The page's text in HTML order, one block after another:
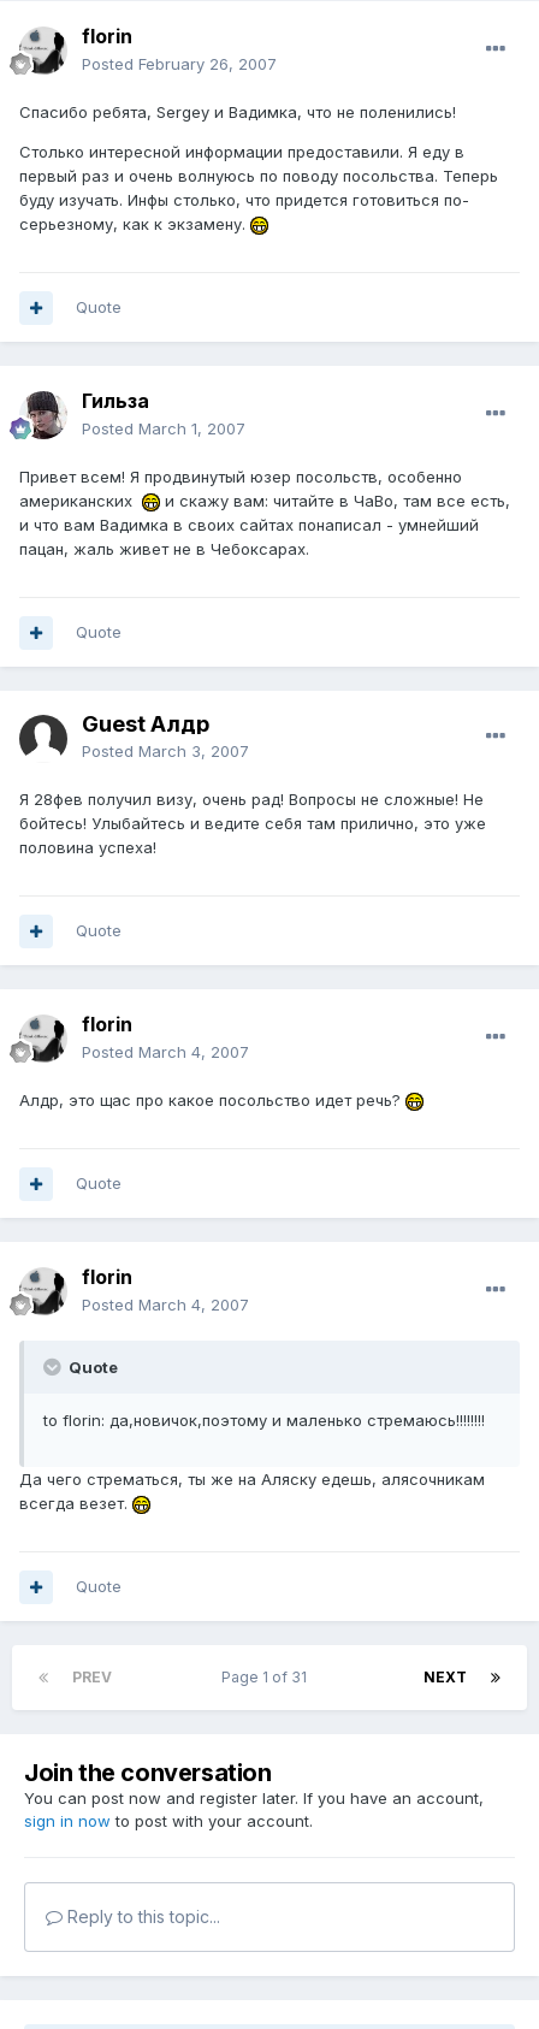
florin
Posted February 26, 2007
Спасибо ребята, Sergey и Вадимка, что не поленились!
Столько интересной информации предоставили. Я еду в
первый раз и очень волнуюсь по поводу посольства. Теперь
буду изучать. Инфы столько, что придется готовиться по-
серьезному, как к экзамену.
Quote
Гильза
Posted March 1, 2007
Привет всем! Я продвинутый юзер посольств, особенно
американских
и скажу вам: читайте в ЧаВо, там все есть,
и что вам Вадимка в своих сайтах понаписал - умнейший
пацан, жаль живет не в Чебоксарах.
Quote
Guest Алдр
Posted March 3, 2007
Я 28фев получил визу, очень рад! Вопросы не сложные! Не
бойтесь! Улыбайтесь и ведите себя там прилично, это уже
половина успеха!
Quote
florin
Posted March 4, 2007
Алдр, это щас про какое посольство идет речь?
Quote
florin
Posted March 4, 2007
Quote
to florin: да,новичок,поэтому и маленько стремаюсь!!!!!!!!
Да чего стрематься, ты же на Аляску едешь, алясочникам
всегда везет.
Quote
PREV NEXT
Page 1 of 31
Join the conversation
You can post now and register later. If you have an account,
sign in now to post with your account.
Reply to this topic...